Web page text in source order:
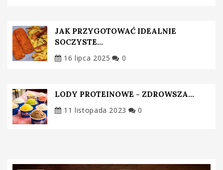
JAK PRZYGOTOWAĆ IDEALNIE
SOCZYSTE...
16 lipca 2025
0
LODY PROTEINOWE - ZDROWSZA...
11 listopada 2023
0